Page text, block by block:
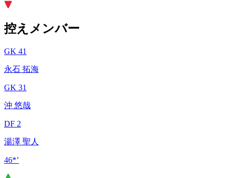
控えメンバー
GK 41
永石 拓海
GK 31
沖 悠哉
DF 2
湯澤 聖人
46*’